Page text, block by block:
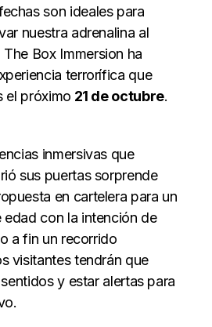
son ideales para
nuestra adrenalina al
Box Immersion ha
terrorífica que
el próximo 21 de octubre.
inmersivas que
sus puertas sorprende
en cartelera para un
con la intención de
a fin un recorrido
visitantes tendrán que
y estar alertas para